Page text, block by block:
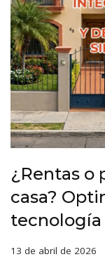
¿Rentas o
casa?
tecnología
13 de abril de 2026